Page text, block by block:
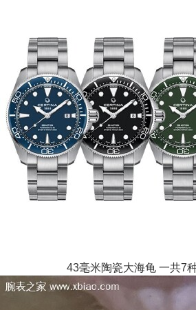
43毫米陶瓷大海龟 一共7